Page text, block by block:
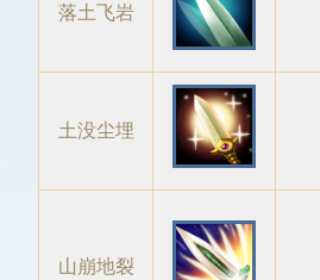
落土飞岩
土没尘埋
山崩地裂